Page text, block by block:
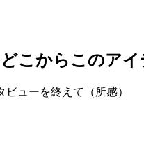
こからこのア
ューを終えて（所感）